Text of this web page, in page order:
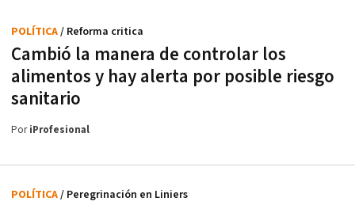
Cambió la manera de controlar los
alimentos y hay alerta por posible riesgo
sanitario
POLÍTICA/ Reforma critica
PoriProfesional
POLÍTICA/ Peregrinación en Liniers